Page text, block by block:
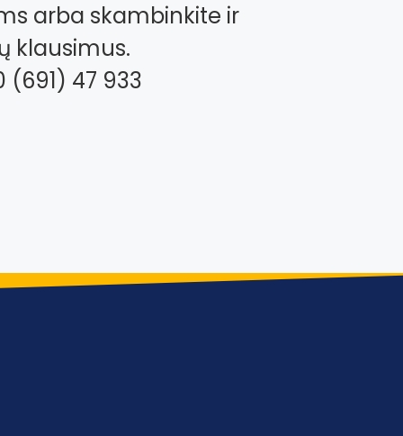
arba skambinkite ir
klausimus.
(691) 47 933